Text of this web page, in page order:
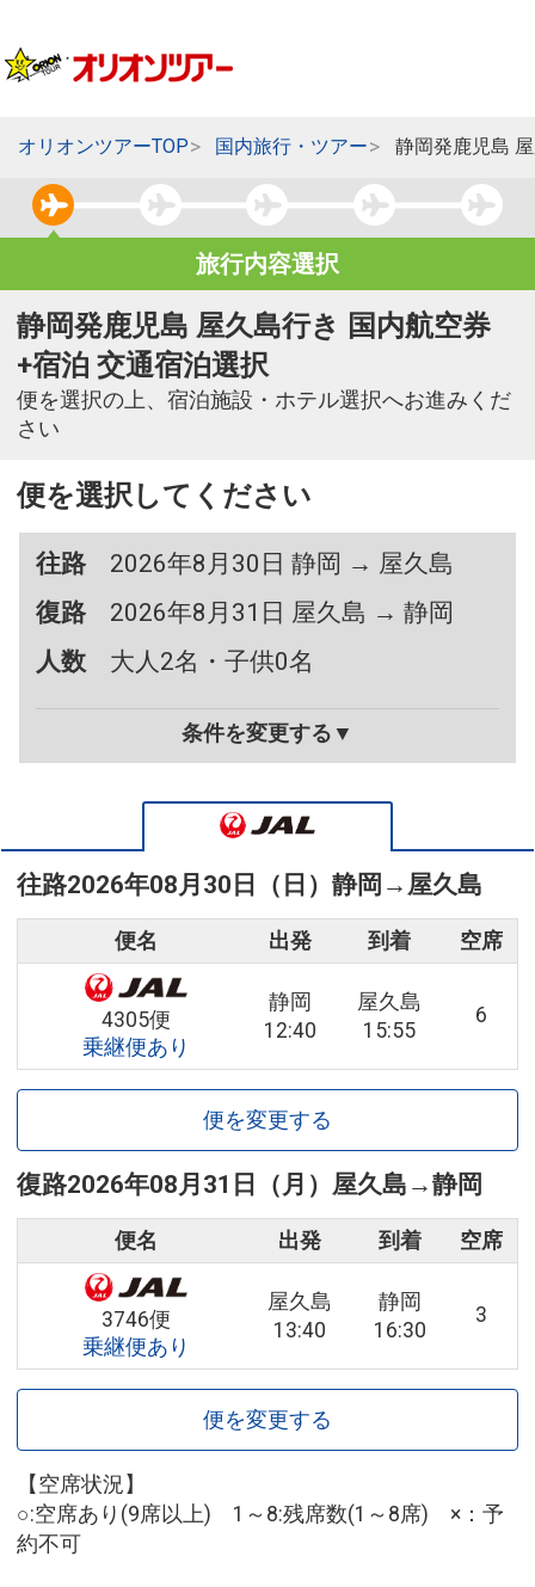
オリオンツアーTOP 国内旅行・ツアー 静岡発鹿児島
旅行内容選択
静岡発鹿児島 屋久島行き 国内航空券
+宿泊 交通宿泊選択
便を選択の上、宿泊施設・ホテル選択へお進みくだ
さい
便を選択してください
往路
2026年8月30日 静岡 → 屋久島
復路
2026年8月31日 屋久島 → 静岡
人数
大人2名・子供0名
条件を変更する▼
往路2026年08月30日（日） 静岡 → 屋久島
便名 出発 到着 空席
4305便
乗継便あり
静岡
12:40
屋久島
15:55
6
便を変更する
復路2026年08月31日（月） 屋久島 →静岡
便名 出発 到着 空席
3746便
乗継便あり
屋久島
13:40
静岡
16:30
3
便を変更する
【空席状況】
○:空席あり(9席以上) 1～8:残席数(1～8席) ×：予
約不可